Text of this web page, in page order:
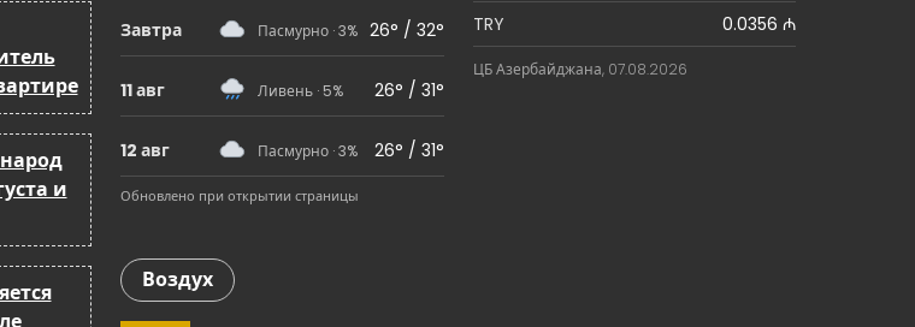
и
Завтра Пасмурно · 3% 26° / 32°
11 авг Ливень · 5% 26° / 31°
12 авг Пасмурно · 3% 26° / 31°
Обновлено при открытии страницы
Воздух
TRY
0.0356 ₼
ЦБ Азербайджана, 07.08.2026